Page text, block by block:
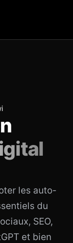
les auto-
du
SEO,
et bien